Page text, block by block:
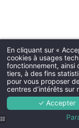
En cliquant sur «
cookies à usages
fonctionnement, ainsi
tiers, à des fins
pour vous proposer
centres d’intérêts sur
✓ Accepter